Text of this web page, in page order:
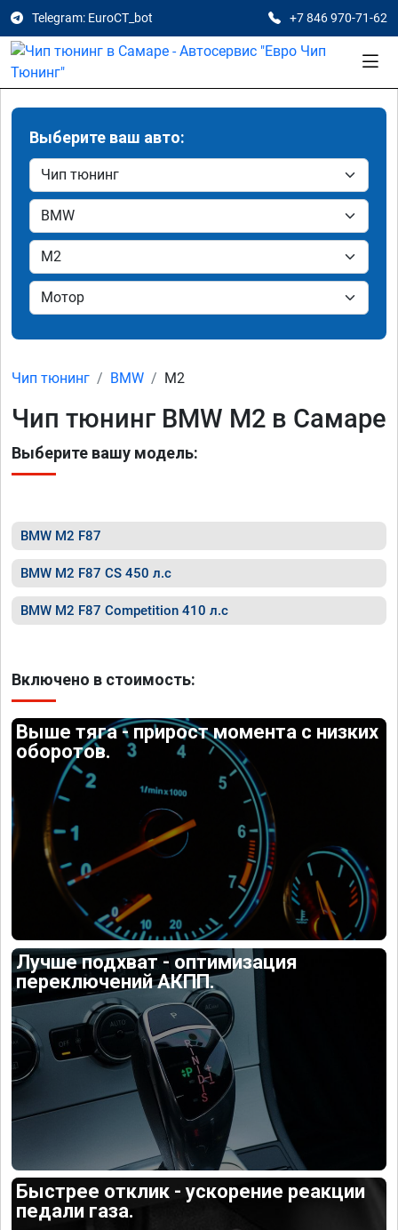
Telegram: EuroCT_bot +7 846 970-71-62
Выберите ваш авто:
Чип тюнинг BMW M2
Чип тюнинг BMW M2 в Самаре
Выберите вашу модель:
BMW M2 F87
BMW M2 F87 CS 450 л.с
BMW M2 F87 Competition 410 л.с
Включено в стоимость:
Выше тяга - прирост момента с низких
оборотов.
Лучше подхват - оптимизация
переключений АКПП.
Быстрее отклик - ускорение реакции
педали газа.